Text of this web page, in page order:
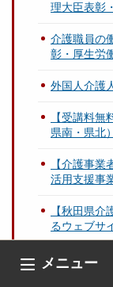
メニュー
理大臣表彰
介護職員の
彰・厚生労
外国人介護
【受講料
県南・県北）
【介護事
活用支援事
【秋田県
るウェブサ
【秋田県介
6年度交付